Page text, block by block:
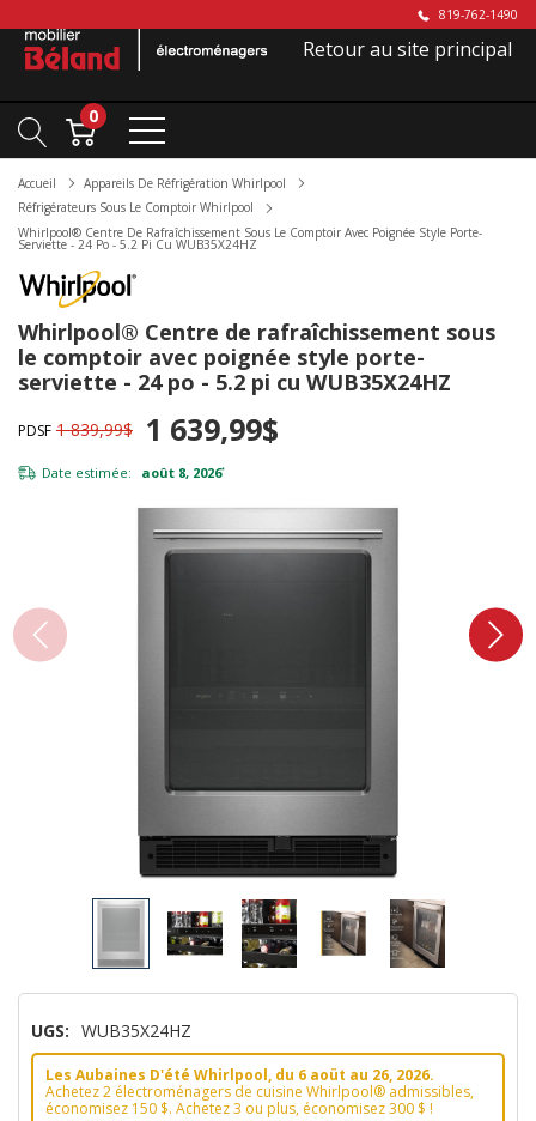
819-762-1490
Retour au site principal
0
Accueil
Appareils De Réfrigération Whirlpool
Réfrigérateurs Sous Le Comptoir Whirlpool
Whirlpool® Centre De Rafraîchissement Sous Le Comptoir Avec Poignée Style Porte-
Serviette - 24 Po - 5.2 Pi Cu WUB35X24HZ
Whirlpool® Centre de rafraîchissement sous
le comptoir avec poignée style porte-
serviette - 24 po - 5.2 pi cu WUB35X24HZ
PDSF 1 839,99$ 1 639,99$
Date estimée: août 8, 2026*
UGS: WUB35X24HZ
Les Aubaines D'été Whirlpool, du 6 aoüt au 26, 2026.
Achetez 2 électroménagers de cuisine Whirlpool® admissibles,
économisez 150 $. Achetez 3 ou plus, économisez 300 $ !